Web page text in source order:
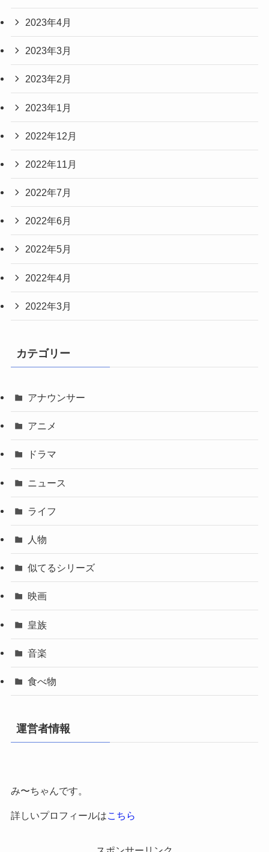
2023年4月
2023年3月
2023年2月
2023年1月
2022年12月
2022年11月
2022年7月
2022年6月
2022年5月
2022年4月
2022年3月
カテゴリー
アナウンサー
アニメ
ドラマ
ニュース
ライフ
人物
似てるシリーズ
映画
皇族
音楽
食べ物
運営者情報
み〜ちゃんです。
詳しいプロフィールはこちら